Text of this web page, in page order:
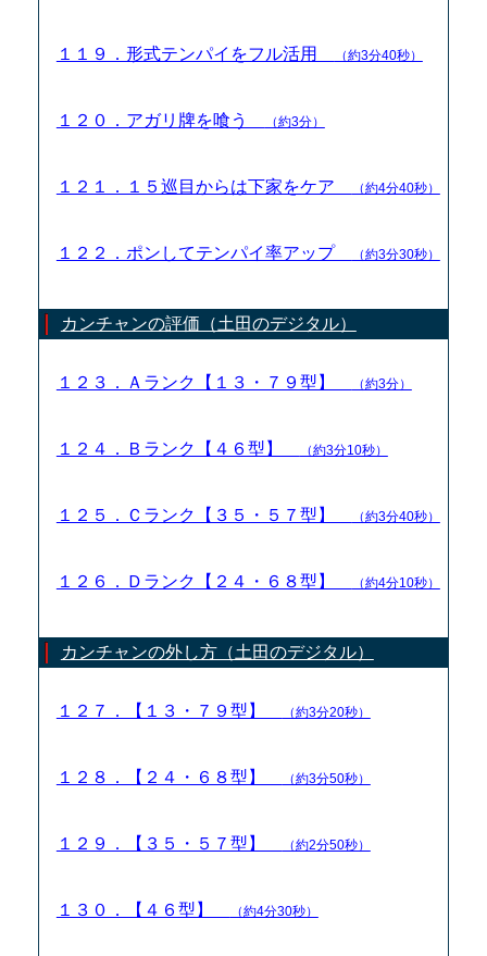
１１９．形式テンパイをフル活用 （約3分40秒）
１２０．アガリ牌を喰う （約3分）
１２１．１５巡目からは下家をケア （約4分40秒）
１２２．ポンしてテンパイ率アップ （約3分30秒）
カンチャンの評価（土田のデジタル）
１２３．Ａランク【１３・７９型】 （約3分）
１２４．Ｂランク【４６型】 （約3分10秒）
１２５．Ｃランク【３５・５７型】 （約3分40秒）
１２６．Ｄランク【２４・６８型】 （約4分10秒）
カンチャンの外し方（土田のデジタル）
１２７．【１３・７９型】 （約3分20秒）
１２８．【２４・６８型】 （約3分50秒）
１２９．【３５・５７型】 （約2分50秒）
１３０．【４６型】 （約4分30秒）